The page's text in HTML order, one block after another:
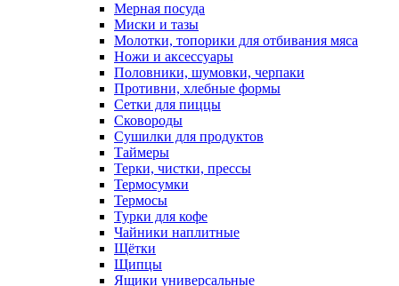
Мерная посуда
Миски и тазы
Молотки, топорики для отбивания мяса
Ножи и аксессуары
Половники, шумовки, черпаки
Противни, хлебные формы
Сетки для пиццы
Сковороды
Сушилки для продуктов
Таймеры
Терки, чистки, прессы
Термосумки
Термосы
Турки для кофе
Чайники наплитные
Щётки
Щипцы
Ящики универсальные